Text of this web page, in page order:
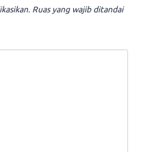
Ruas yang wajib ditandai